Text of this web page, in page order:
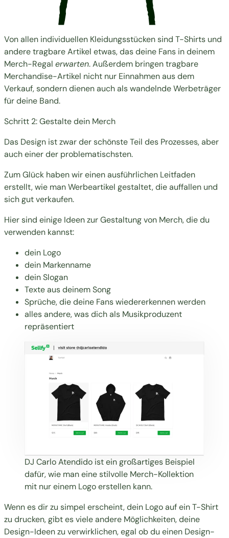
Von allen individuellen Kleidungsstücken sind T-Shirts und
andere tragbare Artikel etwas, das deine Fans in deinem
Merch-Regal erwarten. Außerdem bringen tragbare
Merchandise-Artikel nicht nur Einnahmen aus dem
Verkauf, sondern dienen auch als wandelnde Werbeträger
für deine Band.
Schritt 2: Gestalte dein Merch
Das Design ist zwar der schönste Teil des Prozesses, aber
auch einer der problematischsten.
Zum Glück haben wir einen ausführlichen Leitfaden
erstellt,wie man Werbeartikel gestaltet, die auffallen und
sich gut verkaufen.
Hier sind einige Ideen zur Gestaltung von Merch, die du
verwenden kannst:
dein Logo
dein Markenname
dein Slogan
Texte aus deinem Song
Sprüche, die deine Fans wiedererkennen werden
alles andere, was dich als Musikproduzent
repräsentiert
DJ Carlo Atendido istein großartiges Beispiel
dafür, wie man eine stilvolle Merch-Kollektion
mit nur einem Logo erstellen kann.
Wenn es dir zu simpel erscheint, dein Logo auf ein T-Shirt
zu drucken, gibt es viele andere Möglichkeiten, deine
Design-Ideen zu verwirklichen, egal ob du einen Design-